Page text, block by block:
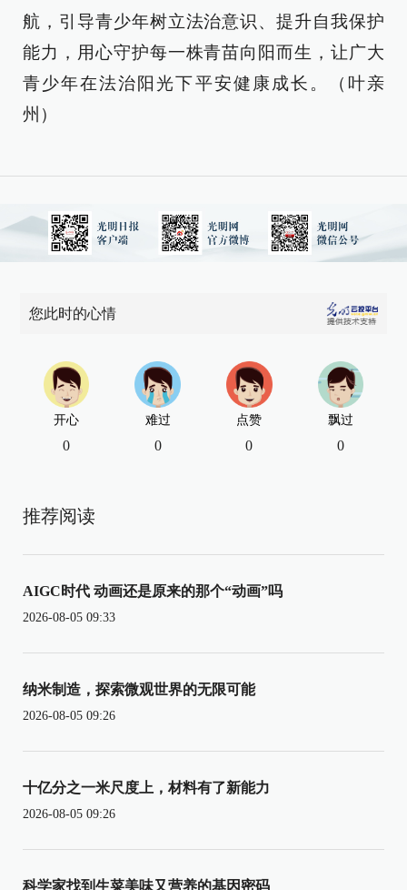
航，引导青少年树立法治意识、提升自我保护
能力，用心守护每一株青苗向阳而生，让广大
青少年在法治阳光下平安健康成长。（叶亲
州）
您此时的心情
开心
0
难过
0
点赞
0
飘过
0
推荐阅读
AIGC时代 动画还是原来的那个“动画”吗
2026-08-05 09:33
纳米制造，探索微观世界的无限可能
2026-08-05 09:26
十亿分之一米尺度上，材料有了新能力
2026-08-05 09:26
科学家找到生菜美味又营养的基因密码